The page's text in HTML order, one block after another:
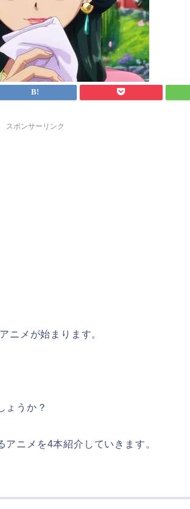
スポンサーリンク
ニメが始まります。
ょうか？
ニメを4本紹介していきます。